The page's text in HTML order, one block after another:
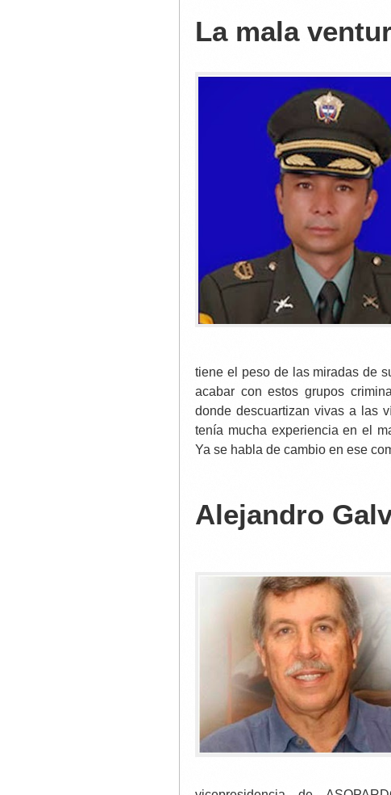
La mala
tiene el peso de las miradas de
acabar con estos grupos
donde descuartizan vivas a las
tenía mucha experiencia en el
Ya se habla de cambio en ese
Alejandro